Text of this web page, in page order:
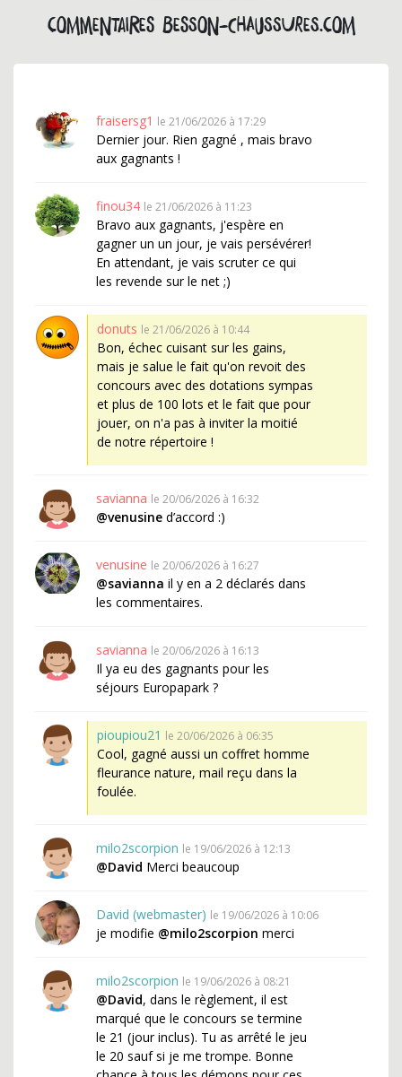
Commentaires besson-chaussures.com
fraisersg1 le 21/06/2026 à 17:29
Dernier jour. Rien gagné , mais bravo
aux gagnants !
finou34 le 21/06/2026 à 11:23
Bravo aux gagnants, j'espère en
gagner un un jour, je vais persévérer!
En attendant, je vais scruter ce qui
les revende sur le net ;)
donuts le 21/06/2026 à 10:44
Bon, échec cuisant sur les gains,
mais je salue le fait qu'on revoit des
concours avec des dotations sympas
et plus de 100 lots et le fait que pour
jouer, on n'a pas à inviter la moitié
de notre répertoire !
savianna le 20/06/2026 à 16:32
@venusine d’accord :)
venusine le 20/06/2026 à 16:27
@savianna il y en a 2 déclarés dans
les commentaires.
savianna le 20/06/2026 à 16:13
Il ya eu des gagnants pour les
séjours Europapark ?
pioupiou21 le 20/06/2026 à 06:35
Cool, gagné aussi un coffret homme
fleurance nature, mail reçu dans la
foulée.
milo2scorpion le 19/06/2026 à 12:13
@David Merci beaucoup
David (webmaster) le 19/06/2026 à 10:06
je modifie @milo2scorpion merci
milo2scorpion le 19/06/2026 à 08:21
@David, dans le règlement, il est
marqué que le concours se termine
le 21 (jour inclus). Tu as arrêté le jeu
le 20 sauf si je me trompe. Bonne